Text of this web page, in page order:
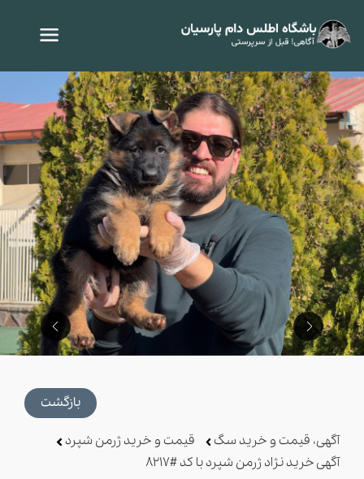
بازگشت
آگهی، قیمت و خرید سگ
قیمت و خرید ژرمن شپرد
آگهی خرید نژاد ژرمن شپرد با کد #8217